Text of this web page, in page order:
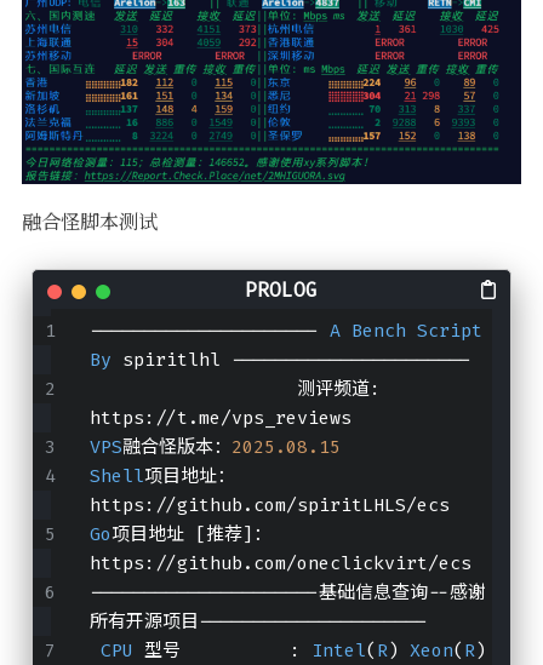
融合怪脚本测试
--------------------- A Bench Script
By spiritlhl ----------------------
VPS融合怪版本： 2025.08 .15
Shell项目地址：
https://github.com/spiritLHLS/ecs
Go项目地址 [推荐]：
https://github.com/oneclickvirt/ecs
---------------------基础信息查询--感谢
所有开源项目---------------------
CPU 型号          : Intel( R) Xeon( R